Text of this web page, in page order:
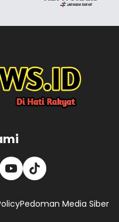
Pedoman Media Siber